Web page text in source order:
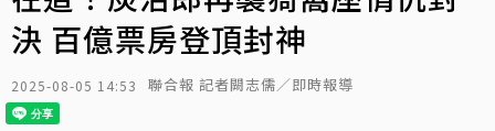
決 百億票房登頂封神
2025-08-05 14:53 聯合報 記者闕志儒／即時報導